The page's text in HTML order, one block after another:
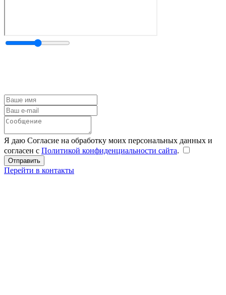
Я даю Согласие на обработку моих персональных данных и
согласен с Политикой конфиденциальности сайта.
Перейти в контакты